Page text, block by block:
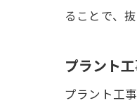
ることで、
プラント
プラント工